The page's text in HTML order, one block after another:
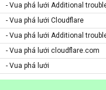
- Vua phá lưới Additional
- Vua phá lưới Cloudflare
- Vua phá lưới Additional
- Vua phá lưới cloudflare.com
- Vua phá lưới